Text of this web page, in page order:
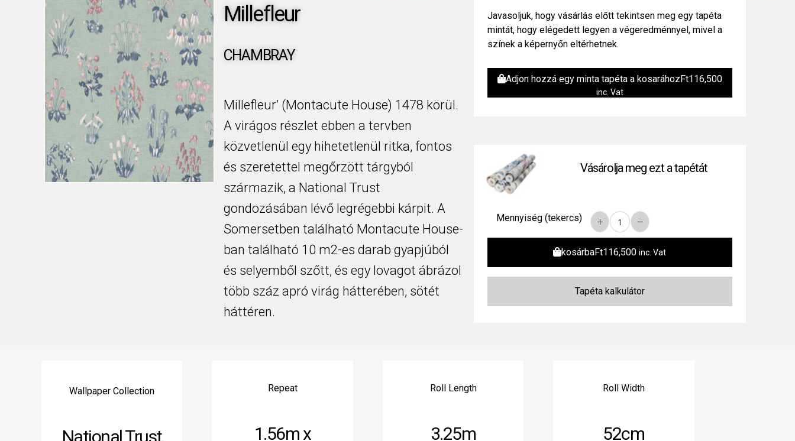
Millefleur
CHAMBRAY
Millefleur’ (Montacute House) 1478 körül.
A virágos részlet ebben a tervben
közvetlenül egy hihetetlenül ritka, fontos
és szeretettel megőrzött tárgyból
származik, a National Trust
gondozásában lévő legrégebbi kárpit. A
Somersetben található Montacute House-
ban található 10 m2-es darab gyapjúból
és selyemből szőtt, és egy lovagot ábrázol
több száz apró virág hátterében, sötét
háttéren.
Javasoljuk, hogy vásárlás előtt tekintsen meg egy tapéta
mintát, hogy elégedett legyen a végeredménnyel, mivel a
színek a képernyőn eltérhetnek.
Adjon hozzá egy minta tapéta a kosaráhozFt116,500
inc. Vat
Vásárolja meg ezt a tapétát
Mennyiség (tekercs)
kosárbaFt116,500 inc. Vat
Wallpaper Collection
National Trust
Repeat
1.56m x
Roll Length
3.25m
Roll Width
52cm